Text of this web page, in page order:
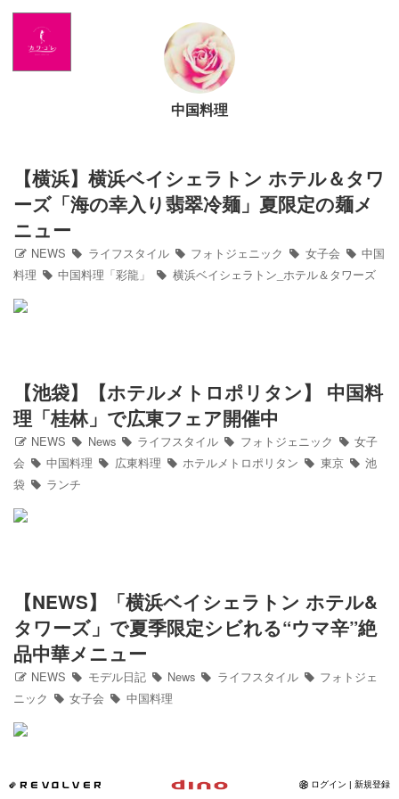
Home
NEWS
アメブロ
GLAMブログ
Profile
Instagram
写真館
中国料理
【横浜】横浜ベイシェラトン ホテル＆タワ
ーズ「海の幸入り翡翠冷麺」夏限定の麺メ
ニュー
NEWS ライフスタイル フォトジェニック 女子会
中国
料理
中国料理「彩龍」 横浜ベイシェラトン_ホテル＆タワーズ
【池袋】【ホテルメトロポリタン】 中国料
理「桂林」で広東フェア開催中
NEWS News ライフスタイル フォトジェニック
女子
会
中国料理 広東料理 ホテルメトロポリタン 東京
池
袋
ランチ
【NEWS】「横浜ベイシェラトン ホテル&
タワーズ」で夏季限定シビれる“ウマ辛”絶
品中華メニュー
NEWS モデル日記 News ライフスタイル
フォトジェ
ニック
女子会 中国料理
*REVOLVER ログイン | 新規登録